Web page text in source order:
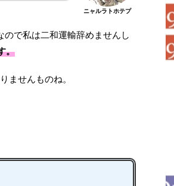
ニャルラトホテプ
で私は二和運輸辞めませんし
。
ませんものね。